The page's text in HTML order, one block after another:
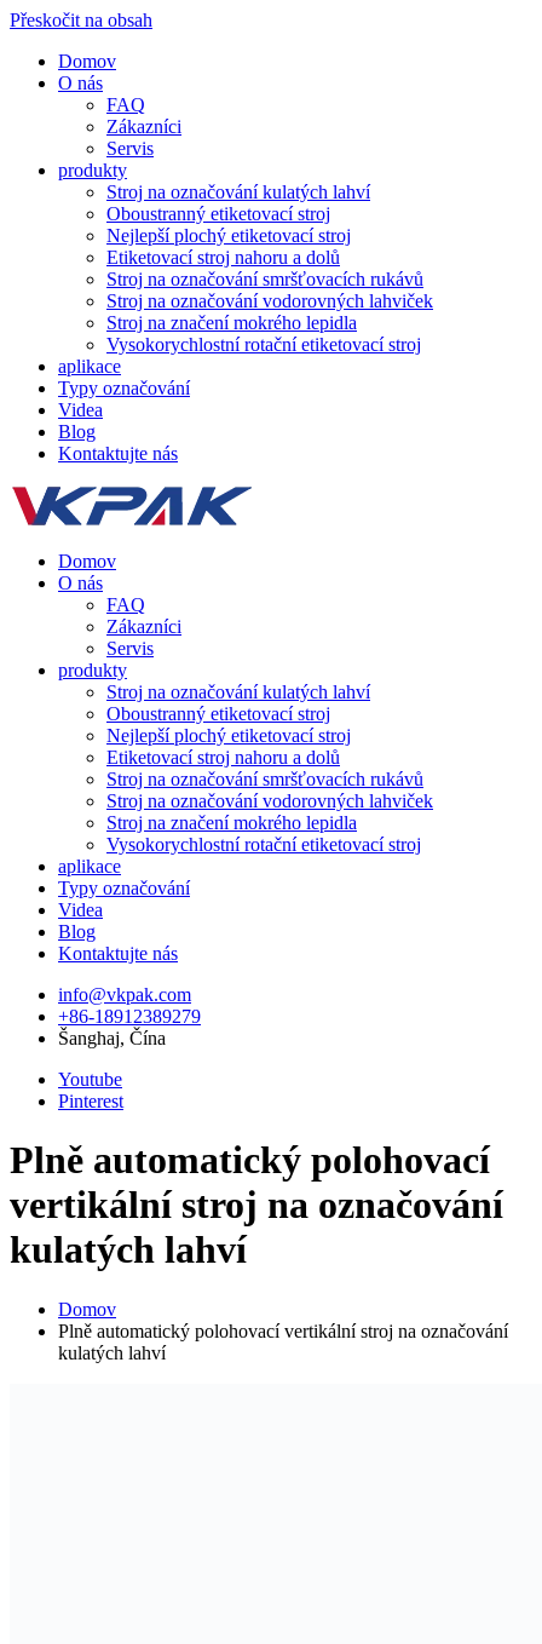
Přeskočit na obsah
Domov
O nás
FAQ
Zákazníci
Servis
produkty
Stroj na označování kulatých lahví
Oboustranný etiketovací stroj
Nejlepší plochý etiketovací stroj
Etiketovací stroj nahoru a dolů
Stroj na označování smršťovacích rukávů
Stroj na označování vodorovných lahviček
Stroj na značení mokrého lepidla
Vysokorychlostní rotační etiketovací stroj
aplikace
Typy označování
Videa
Blog
Kontaktujte nás
Domov
O nás
FAQ
Zákazníci
Servis
produkty
Stroj na označování kulatých lahví
Oboustranný etiketovací stroj
Nejlepší plochý etiketovací stroj
Etiketovací stroj nahoru a dolů
Stroj na označování smršťovacích rukávů
Stroj na označování vodorovných lahviček
Stroj na značení mokrého lepidla
Vysokorychlostní rotační etiketovací stroj
aplikace
Typy označování
Videa
Blog
Kontaktujte nás
info@vkpak.com
+86-18912389279
Šanghaj, Čína
Youtube
Pinterest
Plně automatický polohovací
vertikální stroj na označování
kulatých lahví
Domov
Plně automatický polohovací vertikální stroj na označování
kulatých lahví